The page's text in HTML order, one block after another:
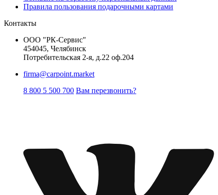
Правила пользования подарочными картами
Контакты
ООО "РК-Сервис"
454045, Челябинск
Потребительская 2-я, д.22 оф.204
firma@carpoint.market
8 800 5 500 700 Вам перезвонить?